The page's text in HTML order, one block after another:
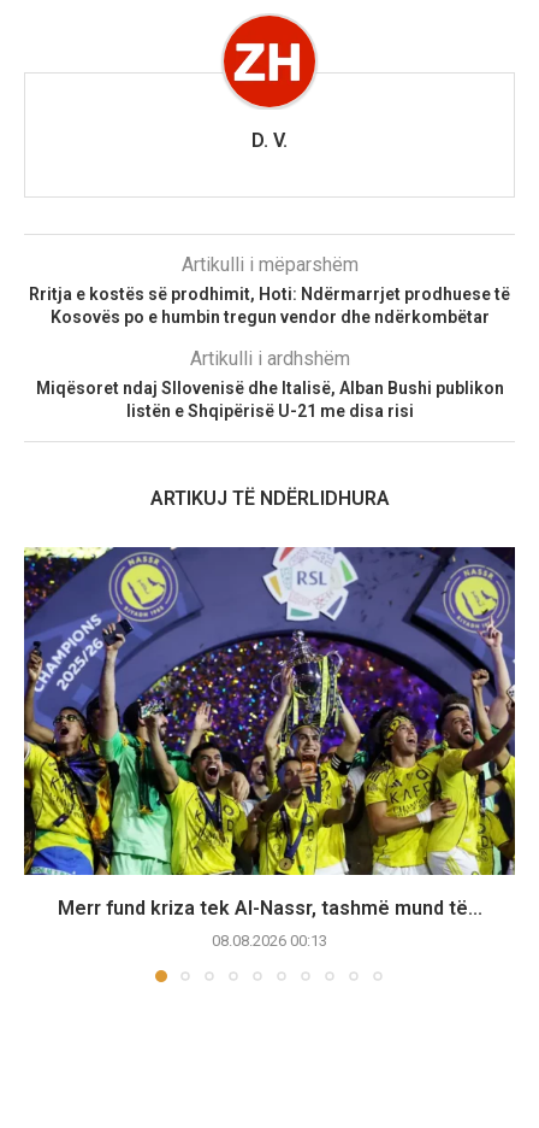
D. V.
Artikulli i mëparshëm
Rritja e kostës së prodhimit, Hoti: Ndërmarrjet prodhuese të
Kosovës po e humbin tregun vendor dhe ndërkombëtar
Artikulli i ardhshëm
Miqësoret ndaj Sllovenisë dhe Italisë, Alban Bushi publikon
listën e Shqipërisë U-21 me disa risi
ARTIKUJ TË NDËRLIDHURA
Merr fund kriza tek Al-Nassr, tashmë mund të...
08.08.2026 00:13